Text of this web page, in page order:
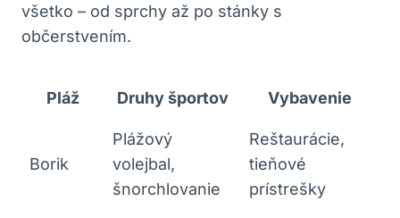
všetko – od sprchy až po stánky s
občerstvením.
Pláž Druhy športov Vybavenie
Borik
Plážový
volejbal,
šnorchlovanie
Reštaurácie,
tieňové
prístrešky